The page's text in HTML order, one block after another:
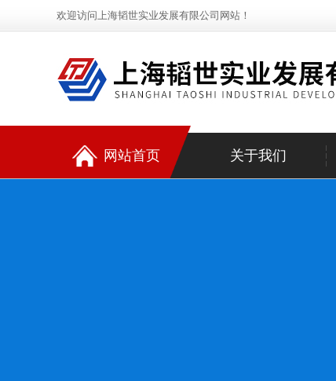
欢迎访问上海韬世实业发展有限公司网站！
网站首页 关于我们